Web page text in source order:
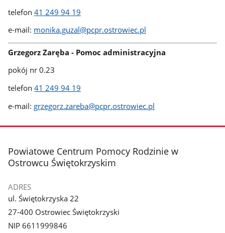
telefon 41 249 94 19
e-mail: monika.guzal@pcpr.ostrowiec.pl
Grzegorz Zaręba - Pomoc administracyjna
pokój nr 0.23
telefon 41 249 94 19
e-mail: grzegorz.zareba@pcpr.ostrowiec.pl
stopka
Powiatowe Centrum Pomocy Rodzinie w
Ostrowcu Świętokrzyskim
ADRES
ul. Świętokrzyska 22
27-400 Ostrowiec Świętokrzyski
NIP 6611999846